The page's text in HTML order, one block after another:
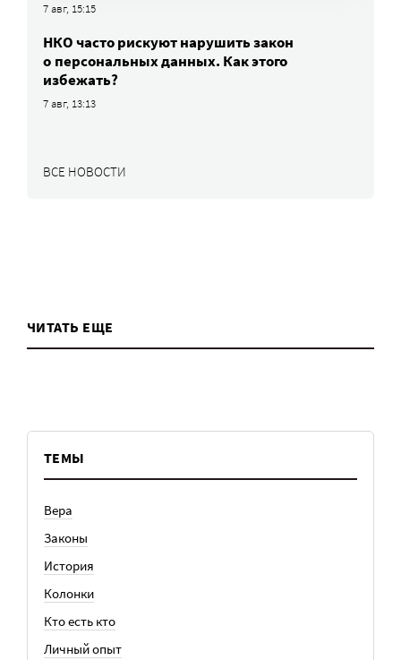
7 авг, 15:15
НКО часто рискуют нарушить закон
о персональных данных. Как этого
избежать?
7 авг, 13:13
ВСЕ НОВОСТИ
ЧИТАТЬ ЕЩЕ
ТЕМЫ
Вера
Законы
История
Колонки
Кто есть кто
Личный опыт